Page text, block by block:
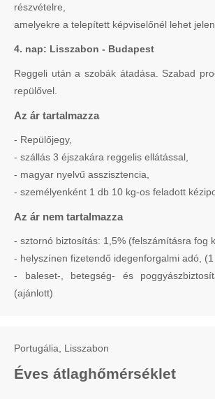
részvételre,
amelyekre a telepített képviselőnél lehet
4. nap: Lisszabon - Budapest
Reggeli után a szobák átadása. Szabad
repülővel.
Az ár tartalmazza
- Repülőjegy,
- szállás 3 éjszakára reggelis ellátással,
- magyar nyelvű asszisztencia,
- személyenként 1 db 10 kg-os feladott
Az ár nem tartalmazza
- sztornó biztosítás: 1,5% (felszámításra fog
- helyszínen fizetendő idegenforgalmi adó, (1
- baleset-, betegség- és
(ajánlott)
Portugália, Lisszabon
Éves átlaghőmérséklet